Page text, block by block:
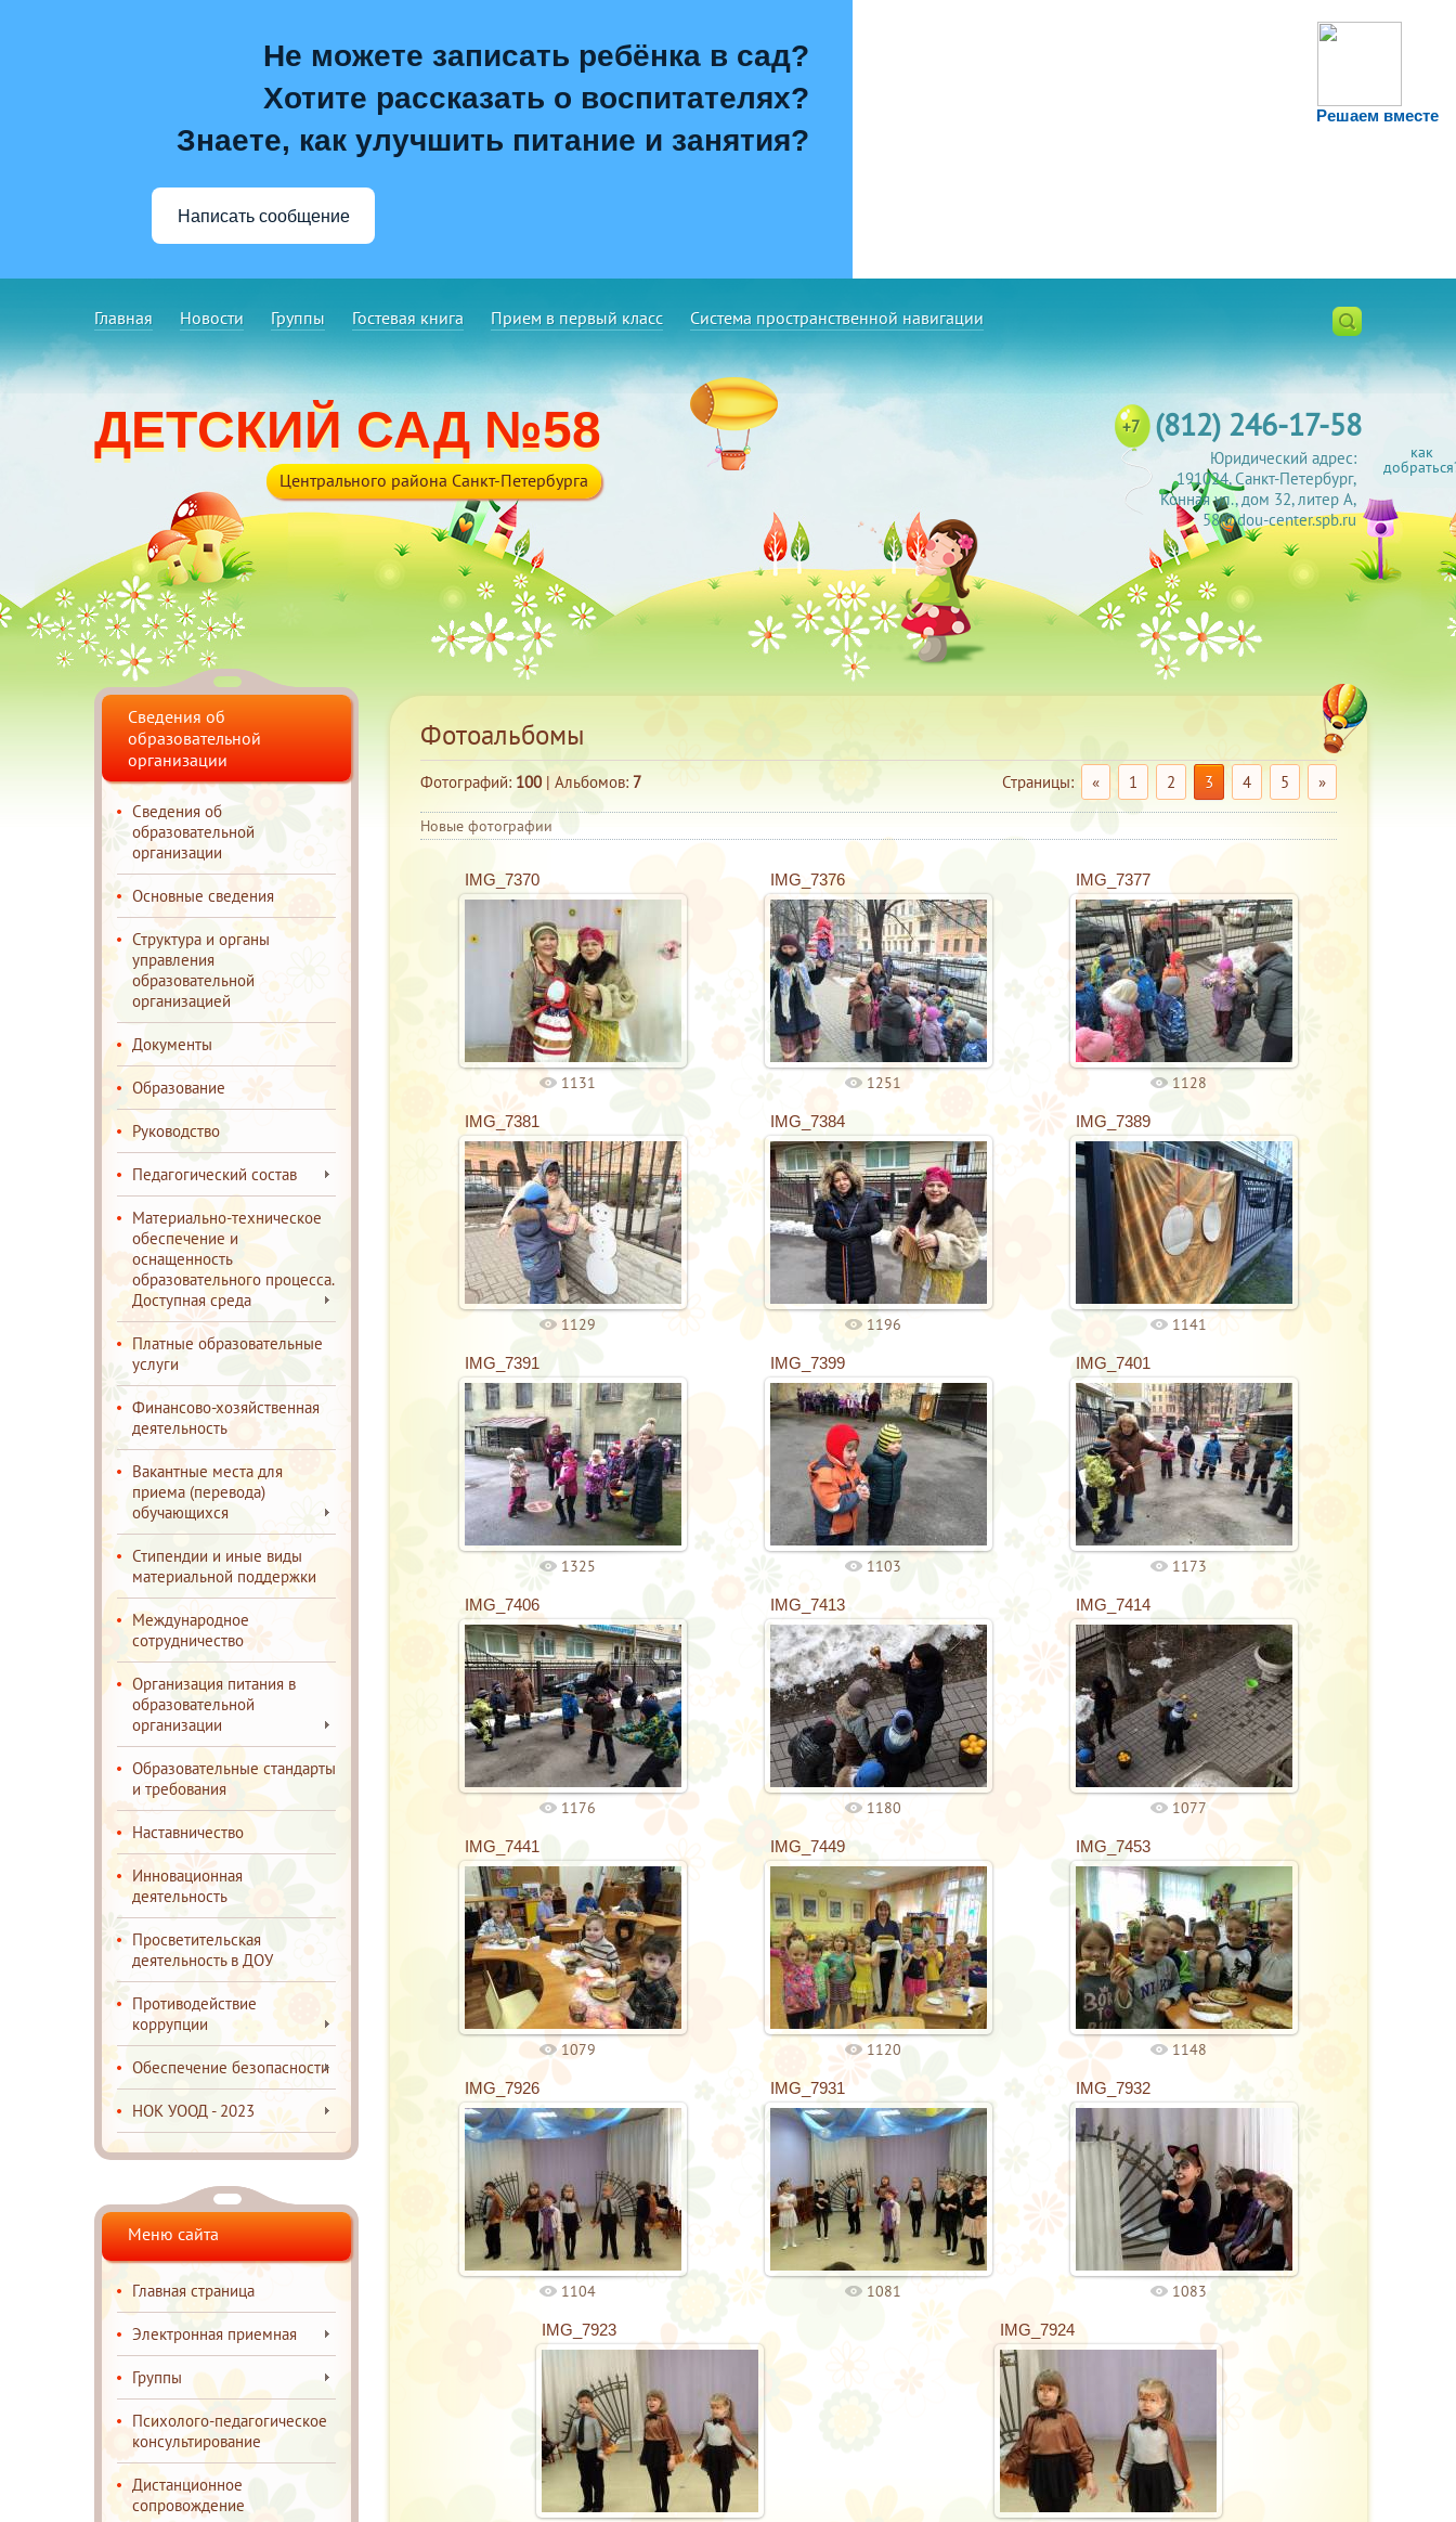
Решаем вместе
Не можете записать ребёнка в сад?
Хотите рассказать о воспитателях?
Знаете, как улучшить питание и занятия?
Написать сообщение
Главная Новости Группы Гостевая книга Прием в первый класс Система пространственной навигации
ДЕТСКИЙ САД №58
Центрального района Санкт-Петербурга
+7 (812) 246-17-58
Юридический адрес:
191024, Санкт-Петербург,
Конная ул., дом 32, литер А,
58@dou-center.spb.ru
как
Фотоальбомы
Фотографий: 100 | Альбомов: 7 Страницы: « 1 2 3 4 5 »
Новые фотографии
IMG_7370
1131
IMG_7376
1251
IMG_7377
1128
IMG_7381
1129
IMG_7384
1196
IMG_7389
1141
IMG_7391
1325
IMG_7399
1103
IMG_7401
1173
IMG_7406
1176
IMG_7413
1180
IMG_7414
1077
IMG_7441
1079
IMG_7449
1120
IMG_7453
1148
IMG_7926
1104
IMG_7931
1081
IMG_7932
1083
IMG_7923 IMG_7924
Сведения об
образовательной
организации
Сведения об
образовательной
организации
Основные сведения
Структура и органы
управления
образовательной
организацией
Документы
Образование
Руководство
Педагогический состав
Материально-техническое
обеспечение и
оснащенность
образовательного процесса.
Доступная среда
Платные образовательные
услуги
Финансово-хозяйственная
деятельность
Вакантные места для
приема (перевода)
обучающихся
Стипендии и иные виды
материальной поддержки
Международное
сотрудничество
Организация питания в
образовательной
организации
Образовательные стандарты
и требования
Наставничество
Инновационная
деятельность
Просветительская
деятельность в ДОУ
Противодействие
коррупции
Обеспечение безопасности
НОК УООД - 2023
Меню сайта
Главная страница
Электронная приемная
Группы
Психолого-педагогическое
консультирование
Дистанционное
сопровождение